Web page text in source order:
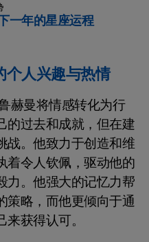
一年的星座运程
个人兴趣与热情
赫曼将情感转化为行
的过去和成就，但在建
战。他致力于创造和维
着令人钦佩，驱动他的
力。他强大的记忆力帮
策略，而他更倾向于通
获得认可。